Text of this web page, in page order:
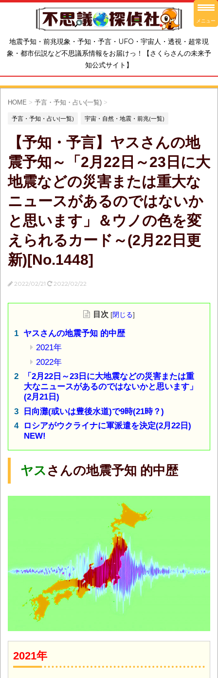
地震予知・前兆現象・予知・予言・UFO・宇宙人・透視・超常現
象・都市伝説など不思議系情報をお届けっ！【さくらさんの未来予
知公式サイト】
HOME > 予言・予知・占い(一覧) >
予言・予知・占い(一覧) 宇宙・自然・地震・前兆(一覧)
【予知・予言】ヤスさんの地
震予知～「2月22日～23日に大
地震などの災害または重大な
ニュースがあるのではないか
と思います」＆ウノの色を変
えられるカード～(2月22日更
新)[No.1448]
2022/02/21 2022/02/22
目次 [閉じる]
ヤスさんの地震予知 的中歴
2021年
2022年
「2月22日～23日に大地震などの災害または重
大なニュースがあるのではないかと思います」
(2月21日)
日向灘(或いは豊後水道)で9時(21時？)
ロシアがウクライナに軍派遣を決定(2月22日)
NEW!
ヤス さんの地震予知 的中歴
2021年
メニュー